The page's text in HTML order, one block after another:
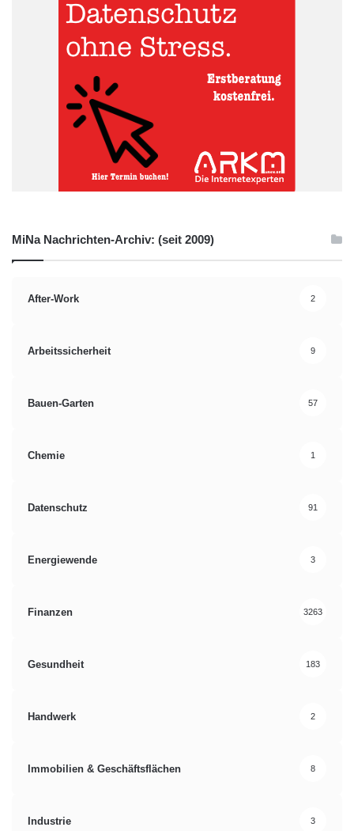
MiNa Nachrichten-Archiv: (seit 2009)
After-Work 2
Arbeitssicherheit 9
Bauen-Garten 57
Chemie 1
Datenschutz 91
Energiewende 3
Finanzen 3263
Gesundheit 183
Handwerk 2
Immobilien & Geschäftsflächen 8
Industrie 3